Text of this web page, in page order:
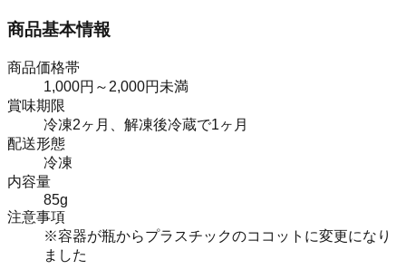
商品基本情報
商品価格帯
1,000円～2,000円未満
賞味期限
冷凍2ヶ月、解凍後冷蔵で1ヶ月
配送形態
冷凍
内容量
85g
注意事項
※容器が瓶からプラスチックのココットに変更になり
ました